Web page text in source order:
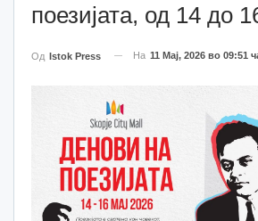
поезијата, од 14 до
Од Istok Press На 11 Мај, 2026 во 09:51